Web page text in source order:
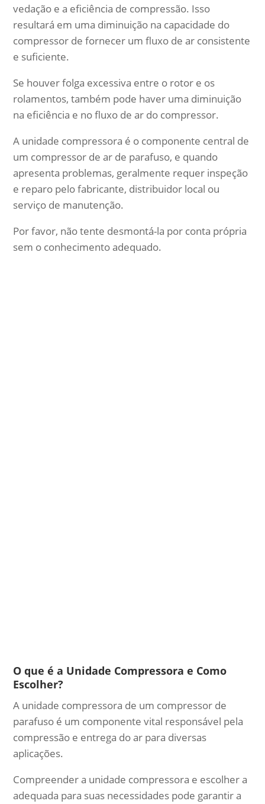
vedação e a eficiência de compressão. Isso
resultará em uma diminuição na capacidade do
compressor de fornecer um fluxo de ar consistente
e suficiente.
Se houver folga excessiva entre o rotor e os
rolamentos, também pode haver uma diminuição
na eficiência e no fluxo de ar do compressor.
A unidade compressora é o componente central de
um compressor de ar de parafuso, e quando
apresenta problemas, geralmente requer inspeção
e reparo pelo fabricante, distribuidor local ou
serviço de manutenção.
Por favor, não tente desmontá-la por conta própria
sem o conhecimento adequado.
O que é a Unidade Compressora e Como
Escolher?
A unidade compressora de um compressor de
parafuso é um componente vital responsável pela
compressão e entrega do ar para diversas
aplicações.
Compreender a unidade compressora e escolher a
adequada para suas necessidades pode garantir a